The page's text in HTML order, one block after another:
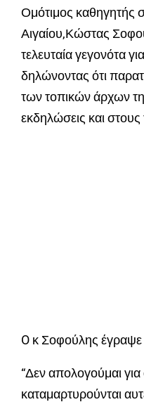
Ομότιμος καθηγητής
Αιγαίου,Κώστας
τελευταία γεγονότα
δηλώνοντας ότι
των τοπικών άρχων
εκδηλώσεις και
O κ Σοφούλης έγραψε
“Δεν απολογούμαι
καταμαρτυρούνται